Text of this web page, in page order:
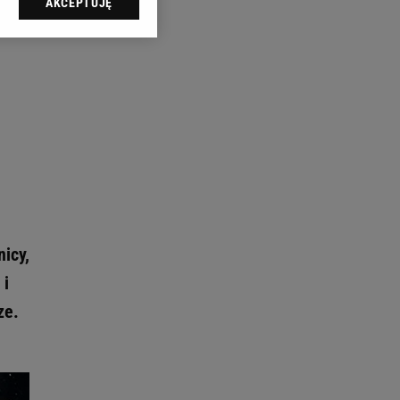
i
sp. z o.o., jej
swoje preferencje
celów identyfikacji.
reklam i treści,